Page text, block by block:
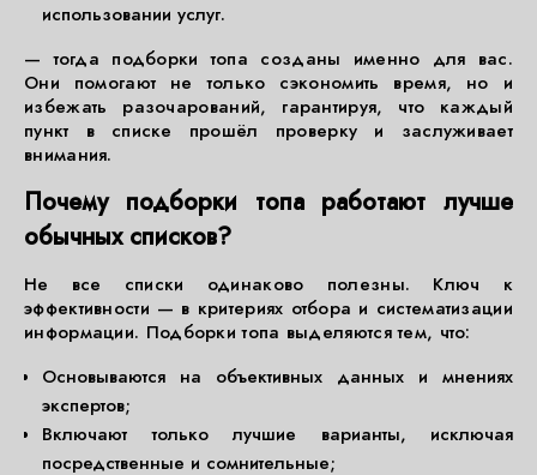
использовании услуг.
— тогда подборки топа созданы именно для вас.
Они помогают не только сэкономить время, но и
избежать разочарований, гарантируя, что каждый
пункт в списке прошёл проверку и заслуживает
внимания.
Почему подборки топа работают лучше
обычных списков?
Не все списки одинаково полезны. Ключ к
эффективности — в критериях отбора и систематизации
информации. Подборки топа выделяются тем, что:
Основываются на объективных данных и мнениях
экспертов;
Включают только лучшие варианты, исключая
посредственные и сомнительные;